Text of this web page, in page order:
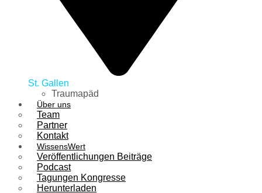
St. Gallen
Traumapäd
Über uns
Team
Partner
Kontakt
WissensWert
Veröffentlichungen Beiträge
Podcast
Tagungen Kongresse
Herunterladen